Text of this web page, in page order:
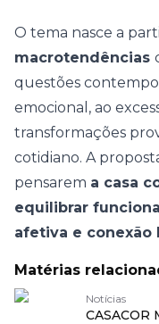
O tema nasce a
macrotendências
questões
emocional, ao
transformações
cotidiano. A
pensarem a casa
equilibrar
afetiva e conexão
Matérias
Notícias